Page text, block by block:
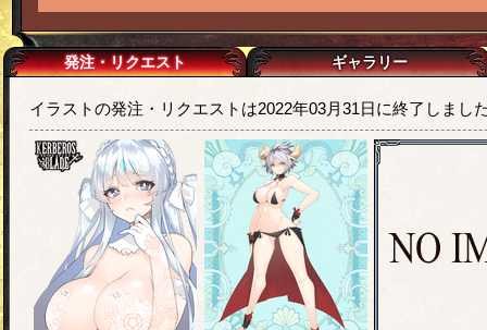
発注・リクエスト ギャラリー
イラストの発注・リクエストは2022年03月31日に終了しまし